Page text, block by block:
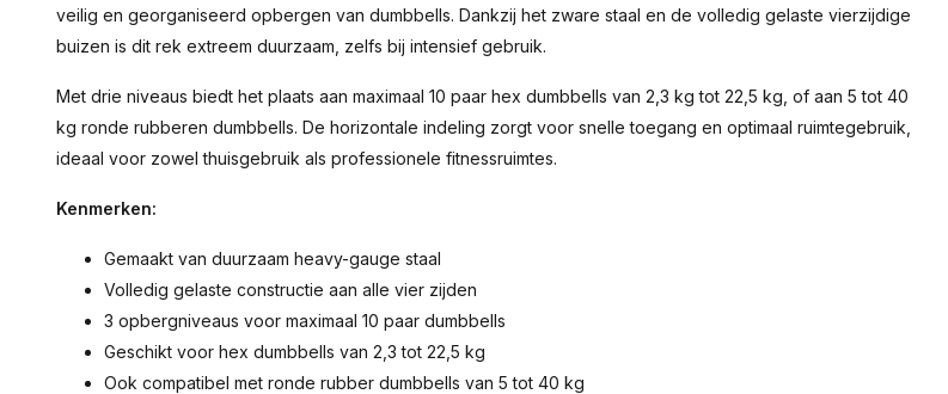
veilig en georganiseerd opbergen van dumbbells. Dankzij het zware staal en de volledig gelaste vierzijdige
buizen is dit rek extreem duurzaam, zelfs bij intensief gebruik.
Met drie niveaus biedt het plaats aan maximaal 10 paar hex dumbbells van 2,3 kg tot 22,5 kg, of aan 5 tot 40
kg ronde rubberen dumbbells. De horizontale indeling zorgt voor snelle toegang en optimaal ruimtegebruik,
ideaal voor zowel thuisgebruik als professionele fitnessruimtes.
Kenmerken:
Gemaakt van duurzaam heavy-gauge staal
Volledig gelaste constructie aan alle vier zijden
3 opbergniveaus voor maximaal 10 paar dumbbells
Geschikt voor hex dumbbells van 2,3 tot 22,5 kg
Ook compatibel met ronde rubber dumbbells van 5 tot 40 kg